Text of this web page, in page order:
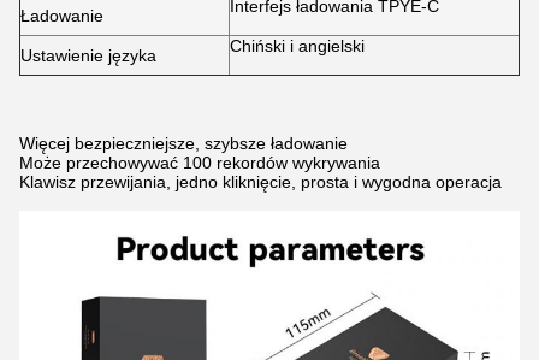
Ładowanie Interfejs ładowania TPYE-C
Ustawienie języka Chiński i angielski
Więcej bezpieczniejsze, szybsze ładowanie
Może przechowywać 100 rekordów wykrywania
Klawisz przewijania, jedno kliknięcie, prosta i wygodna operacja